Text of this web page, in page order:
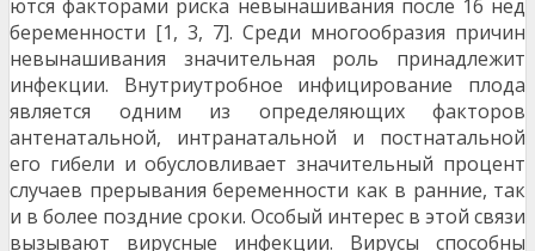
ются факторами риска невынашивания после 16 нед
беременности [1, 3, 7]. Среди многообразия причин
невынашивания значи­тельная роль принадлежит
инфекции. Внутриутроб­ное инфицирование плода
является одним из опре­деляющих факторов
антенатальной, интранатальной и постнатальной
его гибели и обусловливает значи­тельный процент
случаев прерывания беременности как в ранние, так
и в более поздние сроки. Особый интерес в этой связи
вызывают вирусные инфекции. Вирусы способны